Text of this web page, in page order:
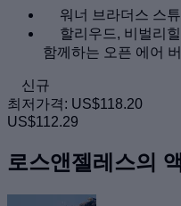
워너 브라더스 스
할리우드, 비벌리
함께하는 오픈 에어
신규
최저가격: US$118.20
US$112.29
로스앤젤레스의